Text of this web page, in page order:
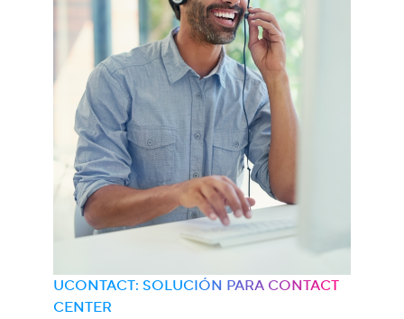
UCONTACT: SOLUCIÓN PARA CONTACT
CENTER